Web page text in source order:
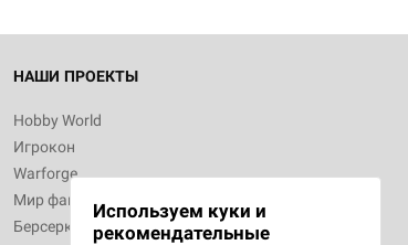
НАШИ ПРОЕКТЫ
Hobby World
Игрокон
Warforge
Мир фантастики
Берсерк
Используем куки и
рекомендательные